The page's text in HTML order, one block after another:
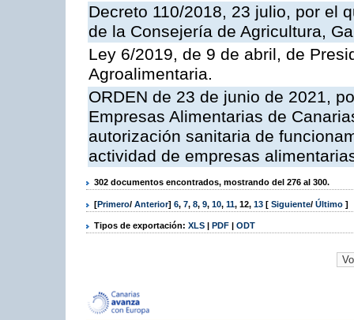
Decreto 110/2018, 23 julio, por el
de la Consejería de Agricultura,
Ley 6/2019, de 9 de abril, de
Agroalimentaria.
ORDEN de 23 de junio de 2021,
Empresas Alimentarias de
autorización sanitaria de
actividad de empresas
302 documentos encontrados, mostrando del 276 al 300.
[Primero/ Anterior] 6, 7, 8, 9, 10, 11, 12, 13 [ Siguiente/ Último ]
Tipos de exportación: XLS | PDF | ODT